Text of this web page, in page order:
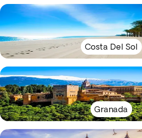
Costa Del Sol
Granada